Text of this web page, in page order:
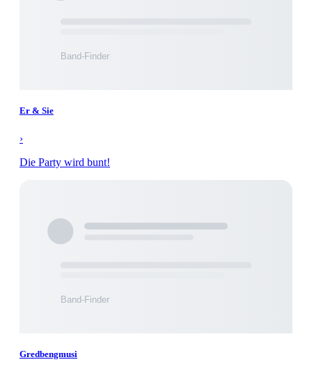
Er & Sie
›
Die Party wird bunt!
Gredbengmusi